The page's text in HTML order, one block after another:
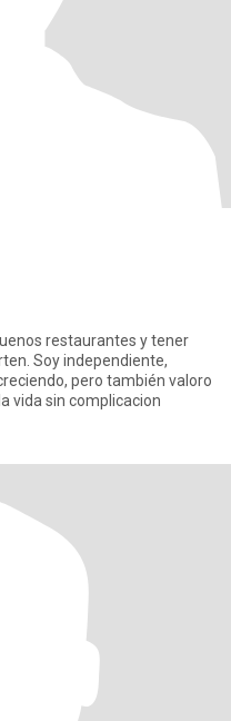
restaurantes y tener
pero también valoro
vida sin complicacion